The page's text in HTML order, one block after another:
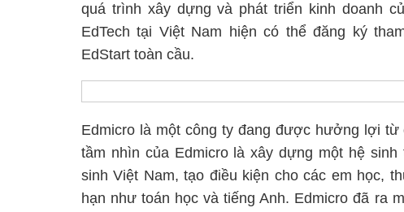
quá trình xây dựng và phát triển kinh doanh
EdTech tại Việt Nam hiện có thể đăng ký
EdStart toàn cầu.
Edmicro là một công ty đang được hưởng lợi
tầm nhìn của Edmicro là xây dựng một hệ
sinh Việt Nam, tạo điều kiện cho các em học,
hạn như toán học và tiếng Anh. Edmicro đã ra